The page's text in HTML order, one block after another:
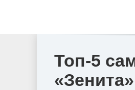
Топ-5
«Зенита»